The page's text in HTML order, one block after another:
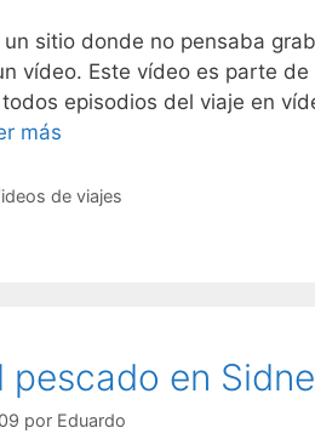
un sitio donde no pensaba
vídeo. Este vídeo es parte
episodios del viaje en
más
de viajes
pescado en
por Eduardo